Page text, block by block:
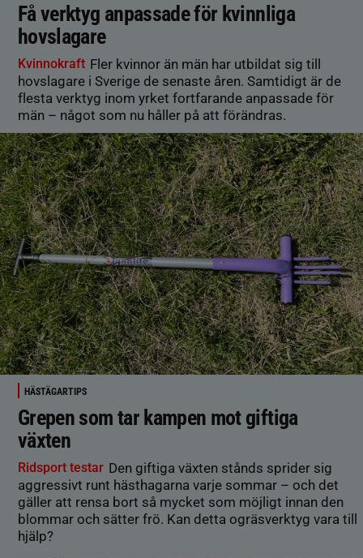
Få verktyg anpassade för kvinnliga
hovslagare
Kvinnokraft Fler kvinnor än män har utbildat sig till
hovslagare i Sverige de senaste åren. Samtidigt är de
flesta verktyg inom yrket fortfarande anpassade för
män – något som nu håller på att förändras.
HÄSTÄGARTIPS
Grepen som tar kampen mot giftiga
växten
Ridsport testar Den giftiga växten stånds sprider sig
aggressivt runt hästhagarna varje sommar – och det
gäller att rensa bort så mycket som möjligt innan den
blommar och sätter frö. Kan detta ogräsverktyg vara till
hjälp?